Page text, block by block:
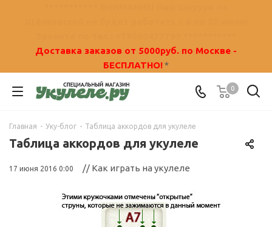
Доставка заказов от 5000руб. по Москве -
БЕСПЛАТНО!*
0
Главная - Уку-блог - Таблица аккордов для укулеле
Таблица аккордов для укулеле
17 июня 2016 0:00 // Как играть на укулеле